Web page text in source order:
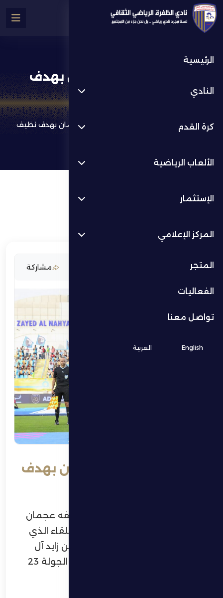
الرئيسية
النادي
كرة القدم
الألعاب الرياضية
الإستثمار
المركز الإعلامي
المتجر
الفعاليات
تواصل معنا
English العربية
الظفرة يخسر أمام عجمان بهدف
نظيف
كرة القدم الظفرة يخسر أمام عجمان بهدف نظيف
مشاركة
الظفرة يخسر أمام عجمان بهدف
خسر الظفرة نتيجة مباراته أمام ضيفه عجمان
بهدف دون مقابل،وذلك من خلال اللقاء الذي
جمعهما اليوم على استاد حمدان بن زايد آل
نهيان بمدينة زايد، ضمن منافسات الجولة 23